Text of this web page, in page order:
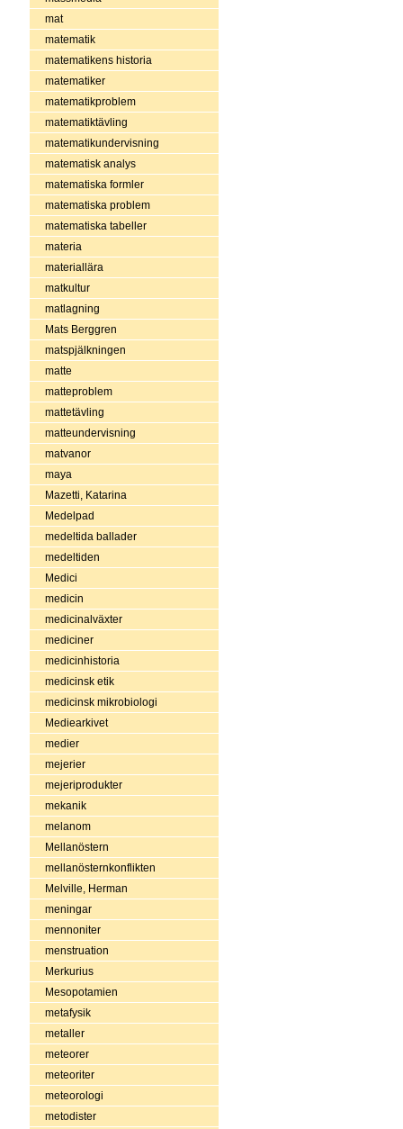
mat
matematik
matematikens historia
matematiker
matematikproblem
matematiktävling
matematikundervisning
matematisk analys
matematiska formler
matematiska problem
matematiska tabeller
materia
materiallära
matkultur
matlagning
Mats Berggren
matspjälkningen
matte
matteproblem
mattetävling
matteundervisning
matvanor
maya
Mazetti, Katarina
Medelpad
medeltida ballader
medeltiden
Medici
medicin
medicinalväxter
mediciner
medicinhistoria
medicinsk etik
medicinsk mikrobiologi
Mediearkivet
medier
mejerier
mejeriprodukter
mekanik
melanom
Mellanöstern
mellanösternkonflikten
Melville, Herman
meningar
mennoniter
menstruation
Merkurius
Mesopotamien
metafysik
metaller
meteorer
meteoriter
meteorologi
metodister